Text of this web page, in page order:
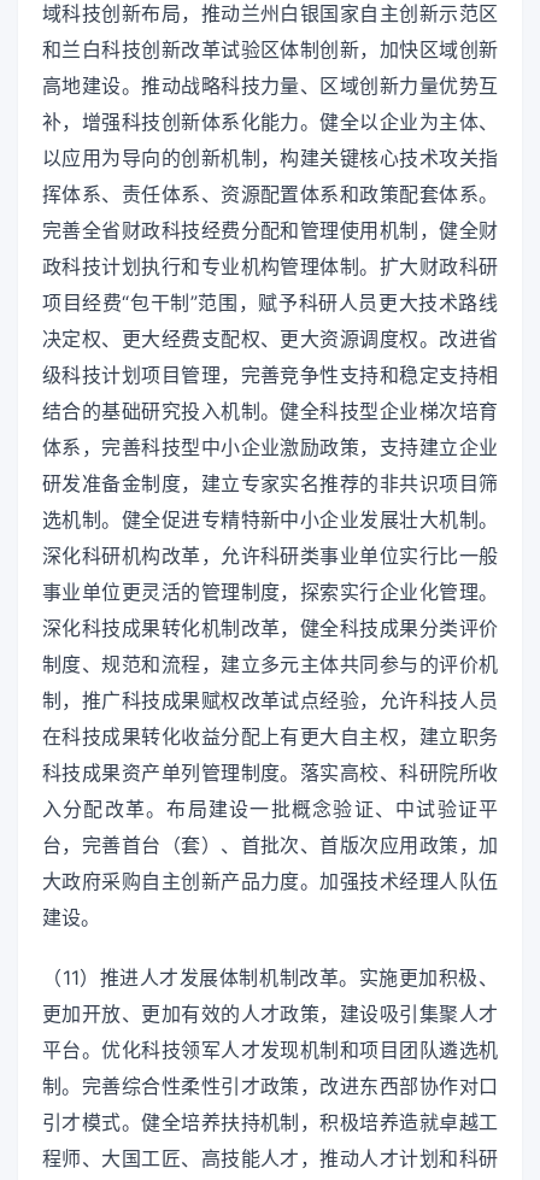
域科技创新布局，推动兰州白银国家自主创新示范区
和兰白科技创新改革试验区体制创新，加快区域创新
高地建设。推动战略科技力量、区域创新力量优势互
补，增强科技创新体系化能力。健全以企业为主体、
以应用为导向的创新机制，构建关键核心技术攻关指
挥体系、责任体系、资源配置体系和政策配套体系。
完善全省财政科技经费分配和管理使用机制，健全财
政科技计划执行和专业机构管理体制。扩大财政科研
项目经费“包干制”范围，赋予科研人员更大技术路线
决定权、更大经费支配权、更大资源调度权。改进省
级科技计划项目管理，完善竞争性支持和稳定支持相
结合的基础研究投入机制。健全科技型企业梯次培育
体系，完善科技型中小企业激励政策，支持建立企业
研发准备金制度，建立专家实名推荐的非共识项目筛
选机制。健全促进专精特新中小企业发展壮大机制。
深化科研机构改革，允许科研类事业单位实行比一般
事业单位更灵活的管理制度，探索实行企业化管理。
深化科技成果转化机制改革，健全科技成果分类评价
制度、规范和流程，建立多元主体共同参与的评价机
制，推广科技成果赋权改革试点经验，允许科技人员
在科技成果转化收益分配上有更大自主权，建立职务
科技成果资产单列管理制度。落实高校、科研院所收
入分配改革。布局建设一批概念验证、中试验证平
台，完善首台（套）、首批次、首版次应用政策，加
大政府采购自主创新产品力度。加强技术经理人队伍
建设。
（11）推进人才发展体制机制改革。实施更加积极、
更加开放、更加有效的人才政策，建设吸引集聚人才
平台。优化科技领军人才发现机制和项目团队遴选机
制。完善综合性柔性引才政策，改进东西部协作对口
引才模式。健全培养扶持机制，积极培养造就卓越工
程师、大国工匠、高技能人才，推动人才计划和科研